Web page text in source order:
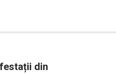
din